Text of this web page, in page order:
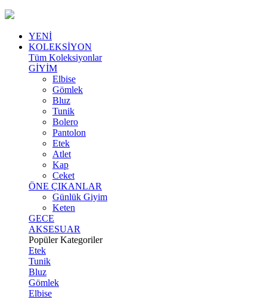
YENİ
KOLEKSİYON
Tüm Koleksiyonlar
GİYİM
Elbise
Gömlek
Bluz
Tunik
Bolero
Pantolon
Etek
Atlet
Kap
Ceket
ÖNE ÇIKANLAR
Günlük Giyim
Keten
GECE
AKSESUAR
Popüler Kategoriler
Etek
Tunik
Bluz
Gömlek
Elbise